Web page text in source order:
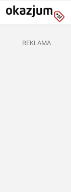
REKLAMA